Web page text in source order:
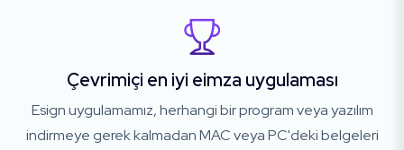
Çevrimiçi en iyi eimza uygulaması
Esign uygulamamız, herhangi bir program veya yazılım
indirmeye gerek kalmadan MAC veya PC'deki belgeleri